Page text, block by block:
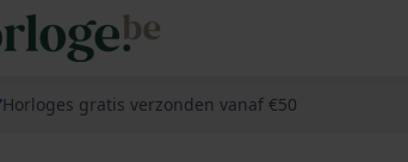
Horloges gratis verzonden vanaf €50